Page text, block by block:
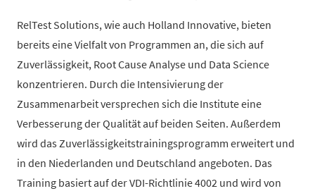
RelTest Solutions, wie auch Holland Innovative, bieten
bereits eine Vielfalt von Programmen an, die sich auf
Zuverlässigkeit, Root Cause Analyse und Data Science
konzentrieren. Durch die Intensivierung der
Zusammenarbeit versprechen sich die Institute eine
Verbesserung der Qualität auf beiden Seiten. Außerdem
wird das Zuverlässigkeitstrainingsprogramm erweitert und
in den Niederlanden und Deutschland angeboten. Das
Training basiert auf der VDI-Richtlinie 4002 und wird von